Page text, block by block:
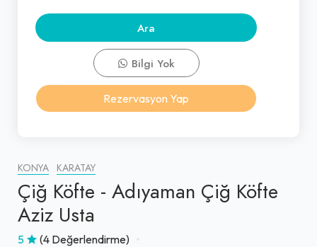
KONYA KARATAY
Çiğ Köfte - Adıyaman Çiğ Köfte
Aziz Usta
5 (4 Değerlendirme)
Ara
Bilgi Yok
Rezervasyon Yap